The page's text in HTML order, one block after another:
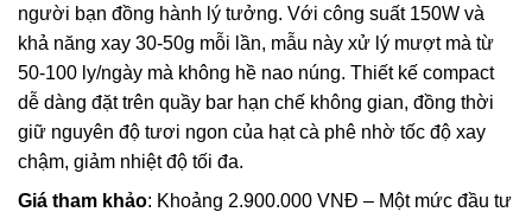
người bạn đồng hành lý tưởng. Với công suất 150W và
khả năng xay 30-50g mỗi lần, mẫu này xử lý mượt mà từ
50-100 ly/ngày mà không hề nao núng. Thiết kế compact
dễ dàng đặt trên quầy bar hạn chế không gian, đồng thời
giữ nguyên độ tươi ngon của hạt cà phê nhờ tốc độ xay
chậm, giảm nhiệt độ tối đa.
Giá tham khảo: Khoảng 2.900.000 VNĐ – Một mức đầu tư